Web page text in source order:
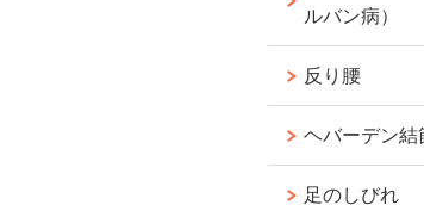
ルバン病）
反り腰
ヘバーデン結
足のしびれ